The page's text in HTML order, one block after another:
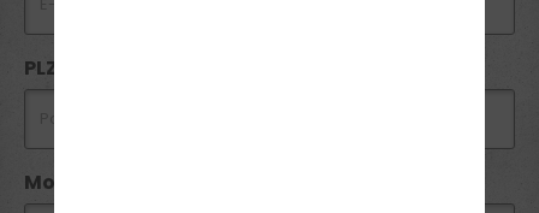
PLZ *
Mobil *